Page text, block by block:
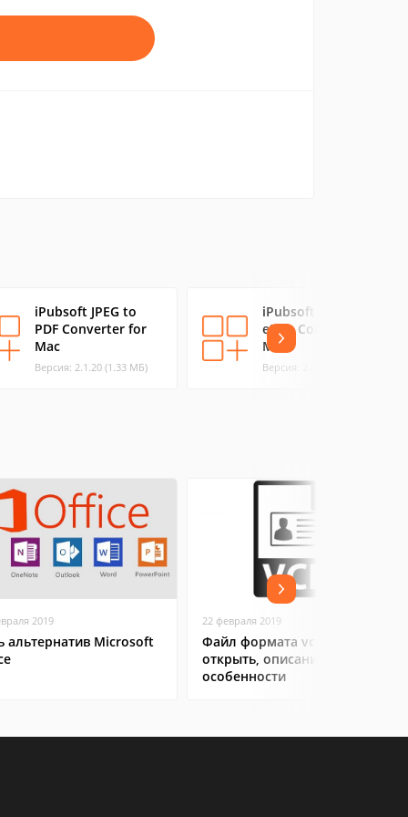
iPubsoft JPEG to
PDF Converter for
Mac
Версия: 2.1.20 (1.33 МБ)
iPubsoft MOBI to
ePub Converter for
Mac
Версия: 2.1.12 (6.43 МБ)
2019
альтернатив Microsoft
22 февраля 2019
Файл формата vcf: чем
открыть, описание,
особенности